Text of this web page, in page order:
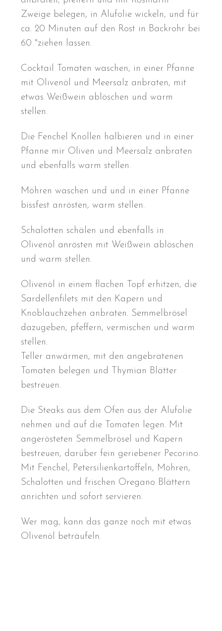
Zweige belegen, in Alufolie wickeln, und für
ca. 20 Minuten auf den Rost in Backrohr bei
60 °ziehen lassen.
Cocktail Tomaten waschen, in einer Pfanne
mit Olivenöl und Meersalz anbraten, mit
etwas Weißwein ablöschen und warm
stellen.
Die Fenchel Knollen halbieren und in einer
Pfanne mir Oliven und Meersalz anbraten
und ebenfalls warm stellen.
Möhren waschen und und in einer Pfanne
bissfest anrösten, warm stellen.
Schalotten schälen und ebenfalls in
Olivenöl anrösten mit Weißwein ablöschen
und warm stellen.
Olivenöl in einem flachen Topf erhitzen, die
Sardellenfilets mit den Kapern und
Knoblauchzehen anbraten. Semmelbrösel
dazugeben, pfeffern, vermischen und warm
stellen.
Teller anwärmen, mit den angebratenen
Tomaten belegen und Thymian Blätter
bestreuen.
Die Steaks aus dem Ofen aus der Alufolie
nehmen und auf die Tomaten legen. Mit
angerösteten Semmelbrösel und Kapern
bestreuen, darüber fein geriebener Pecorino.
Mit Fenchel, Petersilienkartoffeln, Möhren,
Schalotten und frischen Oregano Blättern
anrichten und sofort servieren.
Wer mag, kann das ganze noch mit etwas
Olivenöl beträufeln.